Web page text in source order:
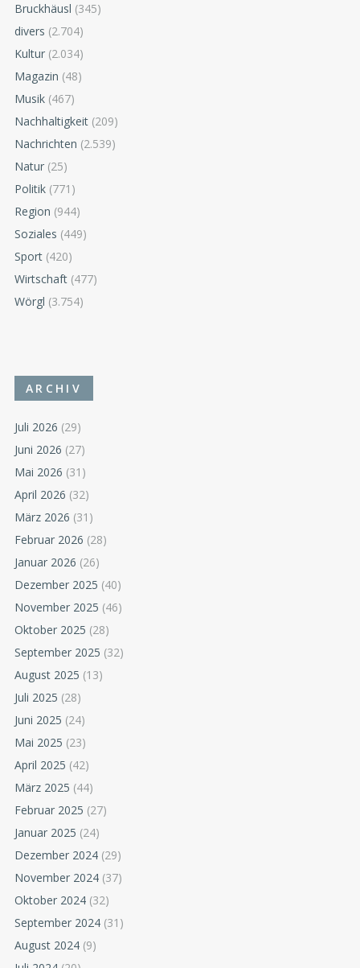
Bruckhäusl (345)
divers (2.704)
Kultur (2.034)
Magazin (48)
Musik (467)
Nachhaltigkeit (209)
Nachrichten (2.539)
Natur (25)
Politik (771)
Region (944)
Soziales (449)
Sport (420)
Wirtschaft (477)
Wörgl (3.754)
ARCHIV
Juli 2026 (29)
Juni 2026 (27)
Mai 2026 (31)
April 2026 (32)
März 2026 (31)
Februar 2026 (28)
Januar 2026 (26)
Dezember 2025 (40)
November 2025 (46)
Oktober 2025 (28)
September 2025 (32)
August 2025 (13)
Juli 2025 (28)
Juni 2025 (24)
Mai 2025 (23)
April 2025 (42)
März 2025 (44)
Februar 2025 (27)
Januar 2025 (24)
Dezember 2024 (29)
November 2024 (37)
Oktober 2024 (32)
September 2024 (31)
August 2024 (9)